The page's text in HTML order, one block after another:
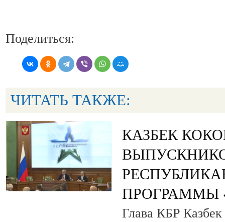
Поделиться:
ЧИТАТЬ ТАКЖЕ:
КАЗБЕК
ПРОГРАММЫ
Глава КБР Казбек